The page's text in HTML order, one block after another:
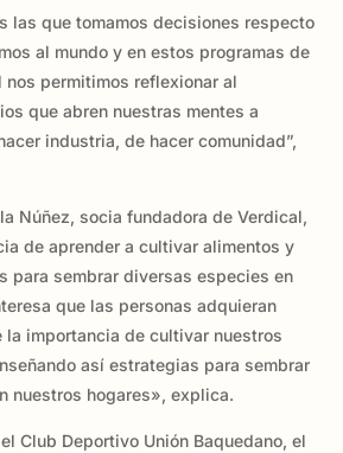
las que tomamos decisiones respecto
al mundo y en estos programas de
nos permitimos reflexionar al
que abren nuestras mentes a
industria, de hacer comunidad”,
Núñez, socia fundadora de Verdical,
de aprender a cultivar alimentos y
para sembrar diversas especies en
que las personas adquieran
la importancia de cultivar nuestros
así estrategias para sembrar
nuestros hogares», explica.
Club Deportivo Unión Baquedano, el